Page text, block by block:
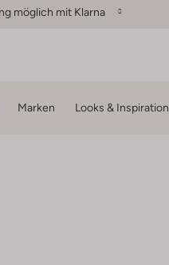
möglich mit Klarna
Marken Looks & Inspiration